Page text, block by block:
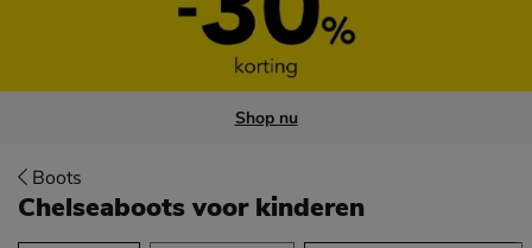
Shop nu
Boots
Chelseaboots voor kinderen